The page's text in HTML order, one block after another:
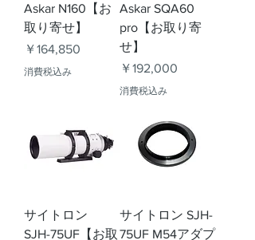
Askar N160【お
取り寄せ】
価格
￥164,850
消費税込み
Askar SQA60
pro【お取り寄
せ】
価格
￥192,000
消費税込み
サイトロン
SJH-75UF【お取
サイトロン SJH-
75UF M54アダプ